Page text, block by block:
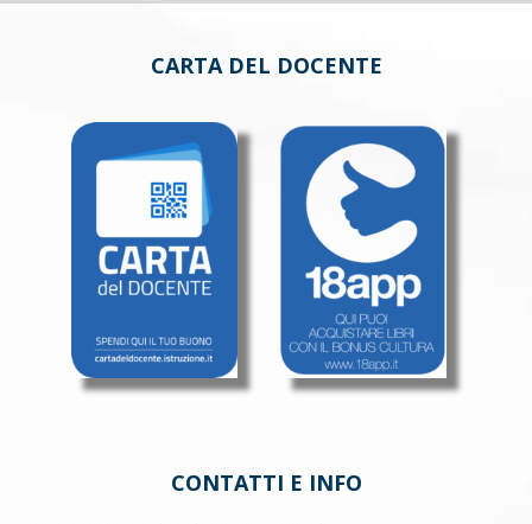
CARTA DEL DOCENTE
CONTATTI E INFO